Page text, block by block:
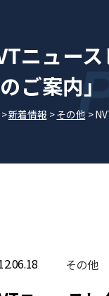
ニュー
ご案内」
新着情報 その他
その他